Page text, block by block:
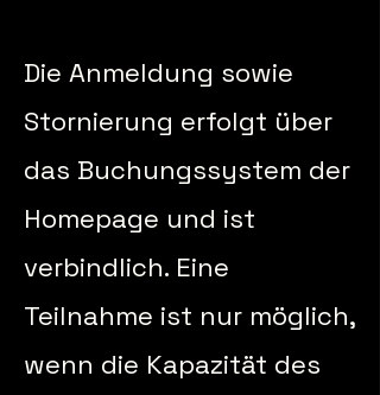
Die Anmeldung sowie
Stornierung erfolgt über
das Buchungssystem der
Homepage und ist
verbindlich. Eine
Teilnahme ist nur möglich,
wenn die Kapazität des